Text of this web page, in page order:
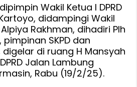
Wakil Ketua I DPRD
didampingi Wakil
Alpiya Rakhman, dihadiri Plh
SKPD dan
di ruang H Mansyah
Jalan Lambung
Rabu (19/2/25).